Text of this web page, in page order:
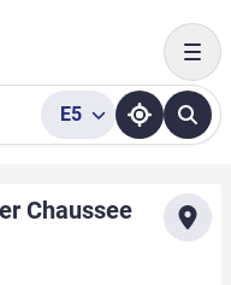
E5
Chaussee